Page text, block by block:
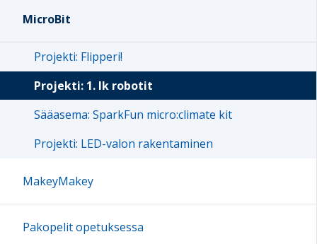
MicroBit
Projekti: Flipperi!
Projekti: 1. lk robotit
Sääasema: SparkFun micro:climate kit
Projekti: LED-valon rakentaminen
MakeyMakey
Pakopelit opetuksessa